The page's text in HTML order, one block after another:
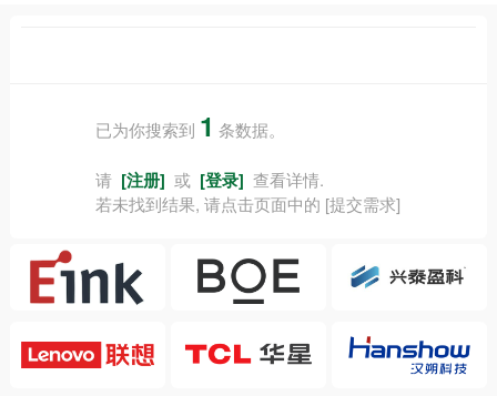
已为你搜索到 1 条数据。
请 [注册] 或 [登录] 查看详情.
若未找到结果, 请点击页面中的 [提交需求]